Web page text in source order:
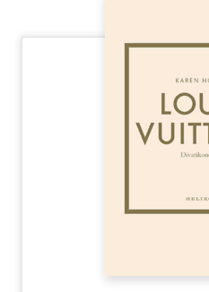
Természettudomány